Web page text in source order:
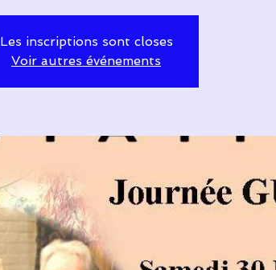
Les inscriptions sont closes
Voir autres événements